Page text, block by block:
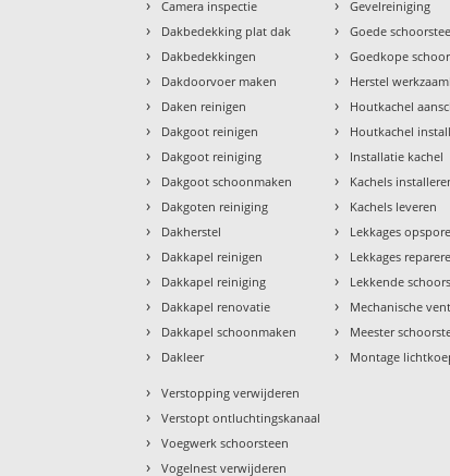
› Camera inspectie
› Dakbedekking plat dak
› Dakbedekkingen
› Dakdoorvoer maken
› Daken reinigen
› Dakgoot reinigen
› Dakgoot reiniging
› Dakgoot schoonmaken
› Dakgoten reiniging
› Dakherstel
› Dakkapel reinigen
› Dakkapel reiniging
› Dakkapel renovatie
› Dakkapel schoonmaken
› Dakleer
› Gevelreiniging
› Goede
› Goedkope
› Herstel
› Houtkachel
› Houtkachel
› Installatie kachel
› Kachels
› Kachels leveren
› Lekkages
› Lekkages
› Lekkende
› Mechanische
› Meester
› Montage
› Verstopping verwijderen
› Verstopt ontluchtingskanaal
› Voegwerk schoorsteen
› Vogelnest verwijderen